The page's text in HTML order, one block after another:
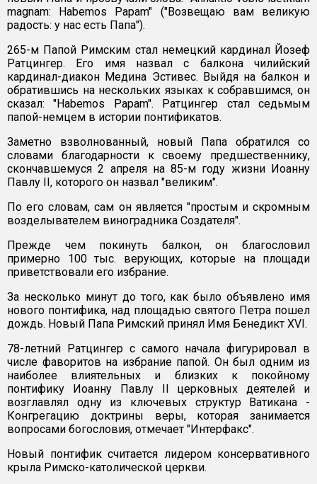
magnam: Habemos Papam" ("Возвещаю вам великую
радость: у нас есть Папа").
265-м Папой Римским стал немецкий кардинал Йозеф
Ратцингер. Его имя назвал с балкона чилийский
кардинал-диакон Медина Эстивес. Выйдя на балкон и
обратившись на нескольких языках к собравшимся, он
сказал: "Habemos Papam". Ратцингер стал седьмым
папой-немцем в истории понтификатов.
Заметно взволнованный, новый Папа обратился со
словами благодарности к своему предшественнику,
скончавшемуся 2 апреля на 85-м году жизни Иоанну
Павлу II, которого он назвал "великим".
По его словам, сам он является "простым и скромным
возделывателем виноградника Создателя".
Прежде чем покинуть балкон, он благословил
примерно 100 тыс. верующих, которые на площади
приветствовали его избрание.
За несколько минут до того, как было объявлено имя
нового понтифика, над площадью cвятого Петра пошел
дождь. Новый Папа Римский принял Имя Бенедикт XVI.
78-летний Ратцингер с самого начала фигурировал в
числе фаворитов на избрание папой. Он был одним из
наиболее влиятельных и близких к покойному
понтифику Иоанну Павлу II церковных деятелей и
возглавлял одну из ключевых структур Ватикана -
Конгрегацию доктрины веры, которая занимается
вопросами богословия, отмечает "Интерфакс".
Новый понтифик считается лидером консервативного
крыла Римско-католической церкви.